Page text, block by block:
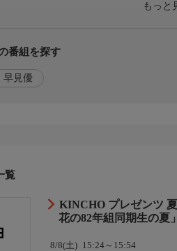
もっと
を呼び覚ます番組。子供の頃に誰もが
はこちら!>
番組を探す
早見優
覧
KINCHO プレゼンツ
花の82年組同期生の夏」
8/8(土) 15:24～15:54